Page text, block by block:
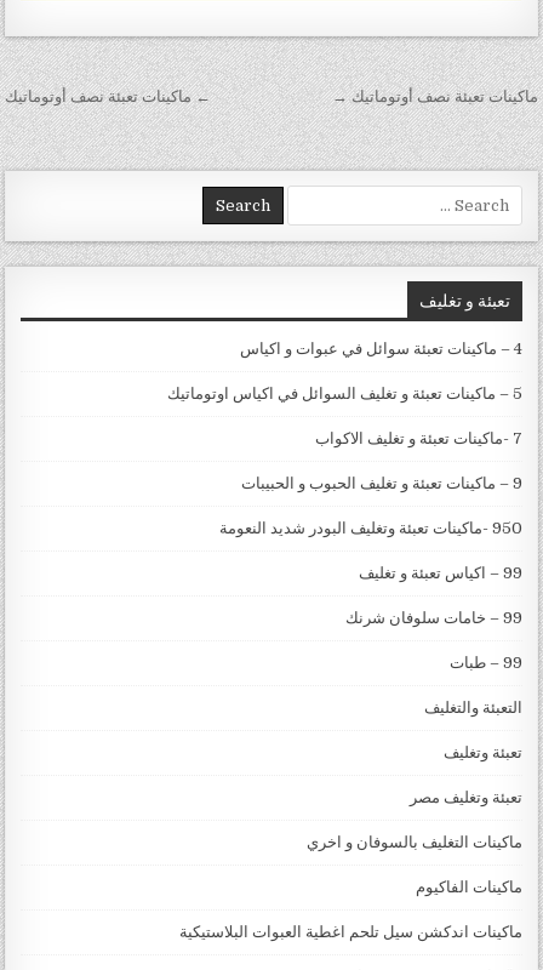
تصفّح المقالات ← ‏ماكينات تعبئة نصف أوتوماتيك ماكينات تعبئة نصف أوتوماتيك →
Search for:
تعبئة و تغليف
4 – ماكينات تعبئة سوائل في عبوات و اكياس
5 – ماكينات تعبئة و تغليف السوائل في اكياس اوتوماتيك
7 -ماكينات تعبئة و تغليف الاكواب
9 – ماكينات تعبئة و تغليف الحبوب و الحبيبات
950 -ماكينات تعبئة وتغليف البودر شديد النعومة
99 – اكياس تعبئة و تغليف
99 – خامات سلوفان شرنك
99 – طبات
التعبئة والتغليف
تعبئة وتغليف
تعبئة وتغليف مصر
ماكينات التغليف بالسوفان و اخري
ماكينات الفاكيوم
ماكينات اندكشن سيل تلحم اغطية العبوات البلاستيكية